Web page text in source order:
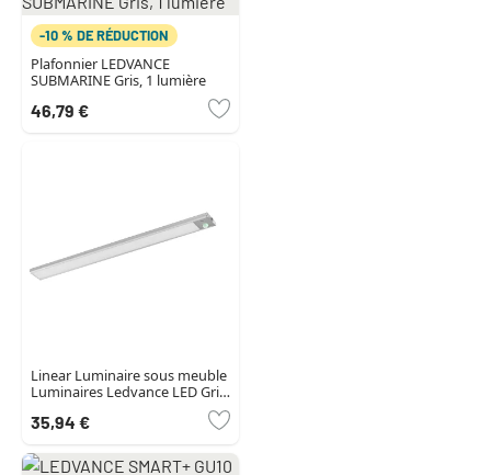
-10 % DE RÉDUCTION
Plafonnier LEDVANCE
SUBMARINE Gris, 1 lumière
46,79 €
Linear Luminaire sous meuble
Luminaires Ledvance LED Gris,
mouvement
35,94 €